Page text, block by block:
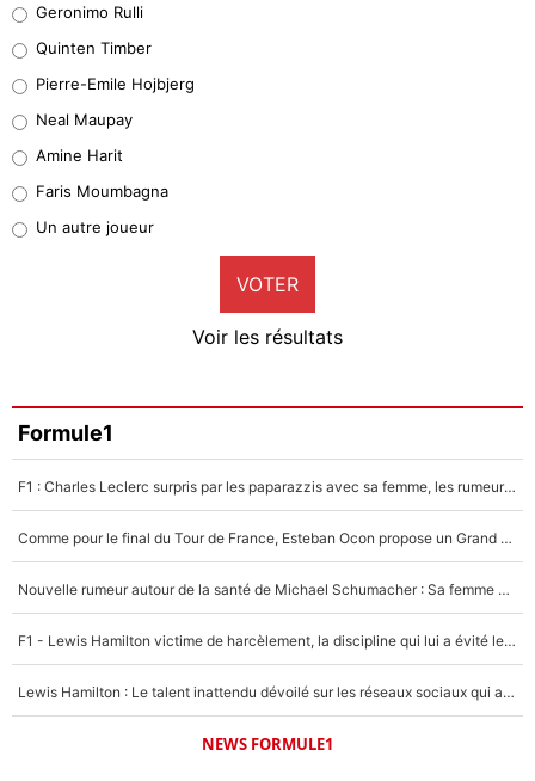
32%
4%
1%
9%
Faris Moumbagna
4%
Un autre joueur
5%
Geronimo Rulli
Quinten Timber
Pierre-Emile Hojbjerg
Neal Maupay
Amine Harit
Faris Moumbagna
Un autre joueur
VOTER
Voir les résultats
Formule1
F1 : Charles Leclerc surpris par les paparazzis avec sa femme, les rumeurs étaient vraies !
Comme pour le final du Tour de France, Esteban Ocon propose un Grand Prix de Formule 1 à Paris : «Autour de l’Arc de Triomphe, ce serait génial» !
Nouvelle rumeur autour de la santé de Michael Schumacher : Sa femme Corinna sort du silence
F1 - Lewis Hamilton victime de harcèlement, la discipline qui lui a évité le pire : «J'aurais probablement mal tourné»
Lewis Hamilton : Le talent inattendu dévoilé sur les réseaux sociaux qui a impressionné Kim Kardashian pendant leurs vacances en amoureux !
NEWS FORMULE1